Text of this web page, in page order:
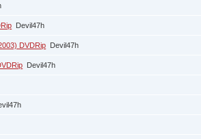
Devil47h
DVDRip Devil47h
Devil47h